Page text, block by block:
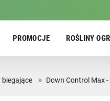
PROMOCJE ROŚLINY
biegające » Down Control Max